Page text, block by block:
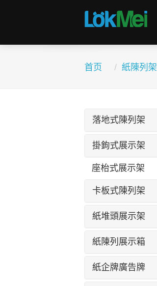
首页 紙陳列架
落地式陳列架
掛鉤式展示架
座枱式展示架
卡板式陳列架
紙堆頭展示架
紙陳列展示箱
紙企牌廣告牌